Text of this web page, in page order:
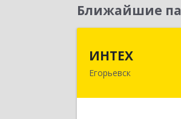
Ближайшие
ИНТЕХ
Егорьевск
140300,